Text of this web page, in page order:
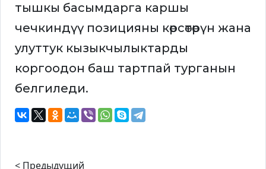
тышкы басымдарга каршы
чечкиндүү позицияны көрсөтөрүн жана
улуттук кызыкчылыктарды
коргоодон баш тартпай турганын
белгиледи.
< Предыдущий